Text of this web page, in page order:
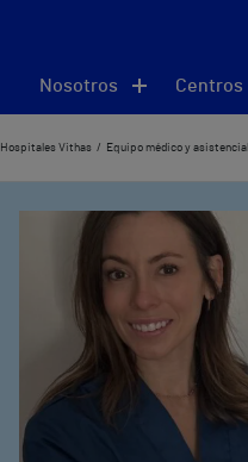
Nosotros Centros
Hospitales Vithas Equipo médico y asistencial